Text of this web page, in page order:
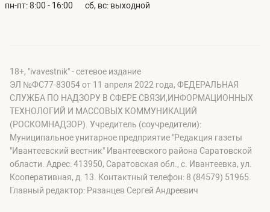
пн-пт: 8:00 - 16:00 сб, вс: выходной
18+, "ivavestnik" - сетевое издание
ЭЛ №ФС77-83054 от 11 апреля 2022 года, ФЕДЕРАЛЬНАЯ
СЛУЖБА ПО НАДЗОРУ В СФЕРЕ СВЯЗИ,ИНФОРМАЦИОННЫХ
ТЕХНОЛОГИЙ И МАССОВЫХ КОММУНИКАЦИЙ
(РОСКОМНАДЗОР). Учредитель (соучредители):
Муниципальное унитарное предприятие "Редакция газеты
"Ивантеевский вестник" Ивантеевского района Саратовской
области. Адрес: 413950, Саратовская обл., с. Ивантеевка, ул.
Кооперативная, д. 13. Контактный телефон: 8 (84579) 51965.
Главный редактор: Рязанцев Сергей Андреевич